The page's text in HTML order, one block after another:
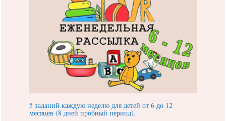
5 заданий каждую неделю для детей от 6 до 12
месяцев (8 дней пробный период).